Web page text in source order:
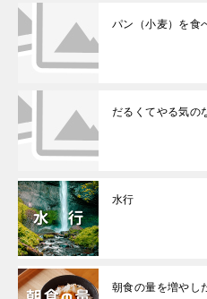
パン（小麦）を食
だるくてやる気の
水行
朝食の量を増やし